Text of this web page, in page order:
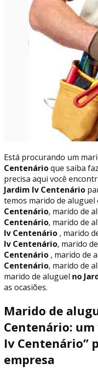
Está procurando um
Centenárioque saiba
precisa aqui você
Jardim Iv Centenário
temos marido de aluguel
Centenário, marido de
Centenário, marido de
Iv Centenário , marido
Iv Centenário, marido
Centenário , marido de
Centenário, marido de
marido de aluguel no
as ocasiões.
Marido de
Centenário:
Iv Centenário”
empresa